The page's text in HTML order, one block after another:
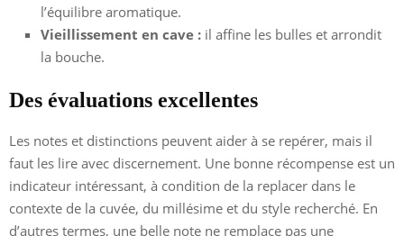
l’équilibre aromatique.
Vieillissement en cave : il affine les bulles et arrondit
la bouche.
Des évaluations excellentes
Les notes et distinctions peuvent aider à se repérer, mais il
faut les lire avec discernement. Une bonne récompense est un
indicateur intéressant, à condition de la replacer dans le
contexte de la cuvée, du millésime et du style recherché. En
d’autres termes, une belle note ne remplace pas une